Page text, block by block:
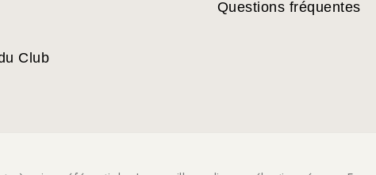
Club
Questions fréquentes